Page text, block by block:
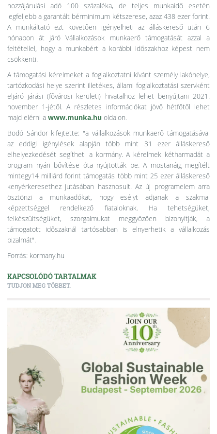
hozzájárulási adó 100 százaléka, de teljes munkaidő esetén
legfeljebb a garantált bérminimum kétszerese, azaz 438 ezer forint.
A munkáltató ezt követően igényelheti az álláskereső után 6
hónapon át járó Vállalkozások munkaerő támogatását azzal a
feltétellel, hogy a munkabért a korábbi időszakhoz képest nem
csökkenti.
A támogatási kérelmeket a foglalkoztatni kívánt személy lakóhelye,
tartózkodási helye szerint illetékes, állami foglalkoztatási szervként
eljáró járási (fővárosi kerületi) hivatalhoz lehet benyújtani 2021.
november 1-jétől. A részletes információkat jövő hétfőtől lehet
majd elérni a www.munka.hu oldalon.
Bodó Sándor kifejtette: "a vállalkozások munkaerő támogatásával
az eddigi igénylések alapján több mint 31 ezer álláskereső
elhelyezkedését segítheti a kormány. A kérelmek kétharmadát a
program nyári bővítése óta nyújtották be. A mostanáig megítélt
mintegy14 milliárd forint támogatás több mint 25 ezer álláskereső
kenyérkeresethez jutásában hasznosult. Az új programelem arra
ösztönzi a munkaadókat, hogy esélyt adjanak a szakmai
képzettséggel rendelkező fiataloknak. Ha tehetségüket,
felkészültségüket, szorgalmukat meggyőzően bizonyítják, a
támogatott időszaknál tartósabban is elnyerhetik a vállalkozás
bizalmát".
Forrás: kormany.hu
KAPCSOLÓDÓ TARTALMAK
TUDJON MEG TÖBBET.